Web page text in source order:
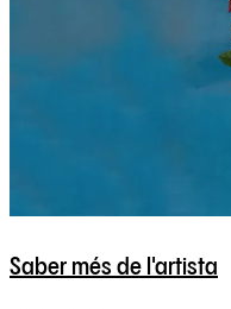
Saber més de l'artista